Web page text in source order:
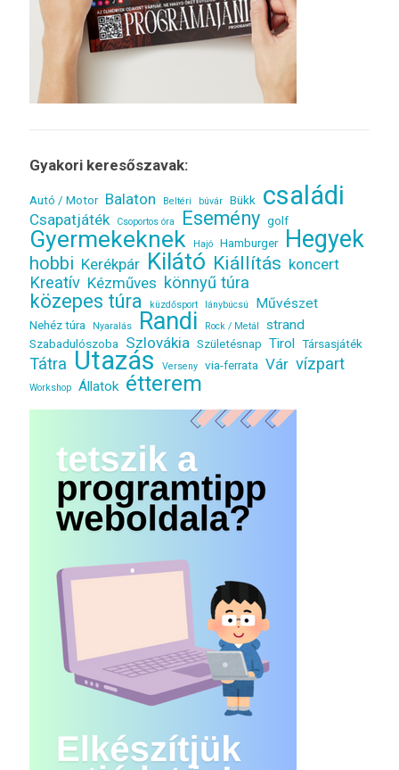
Gyakori keresőszavak:
Autó / Motor Balaton Beltéri búvár Bükk családi
Csapatjáték Csoportos óra Esemény golf
Gyermekeknek Hajó Hamburger Hegyek
hobbi Kerékpár Kilátó Kiállítás koncert
Kreatív Kézműves könnyű túra
közepes túra küzdősport lánybúcsú Művészet
Nehéz túra Nyaralás Randi Rock / Metál strand
Szabadulószoba Szlovákia Születésnap Tirol Társasjáték
Tátra Utazás Verseny via-ferrata Vár vízpart
Workshop Állatok étterem